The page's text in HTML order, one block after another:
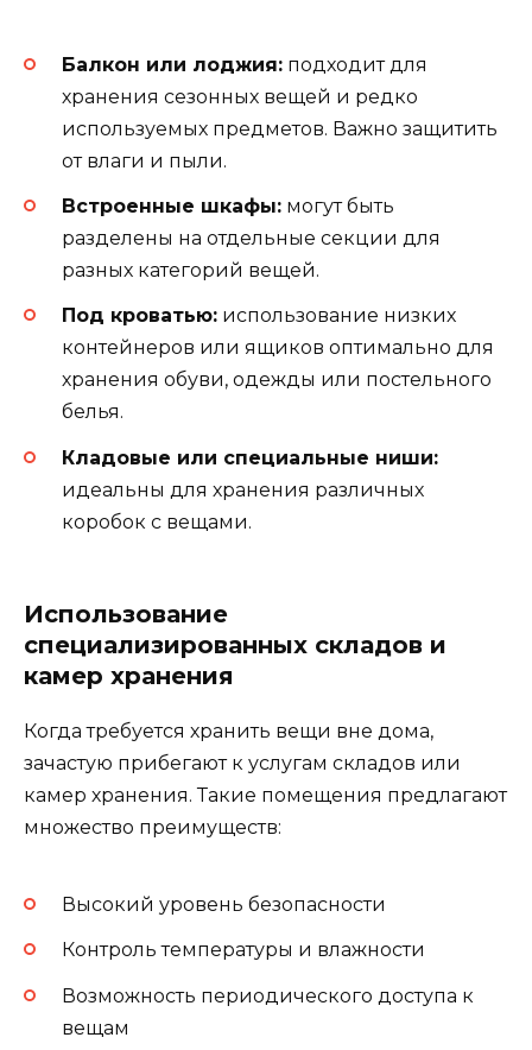
Балкон или лоджия: подходит для
хранения сезонных вещей и редко
используемых предметов. Важно защитить
от влаги и пыли.
Встроенные шкафы: могут быть
разделены на отдельные секции для
разных категорий вещей.
Под кроватью: использование низких
контейнеров или ящиков оптимально для
хранения обуви, одежды или постельного
белья.
Кладовые или специальные ниши:
идеальны для хранения различных
коробок с вещами.
Использование
специализированных складов и
камер хранения
Когда требуется хранить вещи вне дома,
зачастую прибегают к услугам складов или
камер хранения. Такие помещения предлагают
множество преимуществ:
Высокий уровень безопасности
Контроль температуры и влажности
Возможность периодического доступа к
вещам